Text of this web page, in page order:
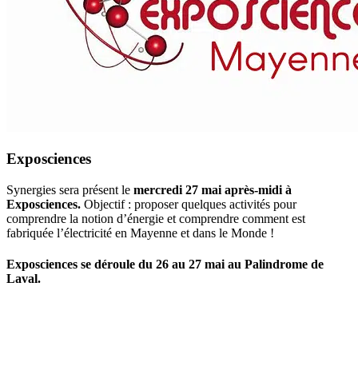
Exposciences
Synergies sera présent le mercredi 27 mai après-midi à
Exposciences. Objectif : proposer quelques activités pour
comprendre la notion d’énergie et comprendre comment est
fabriquée l’électricité en Mayenne et dans le Monde !
Exposciences se déroule du 26 au 27 mai au Palindrome de
Laval.